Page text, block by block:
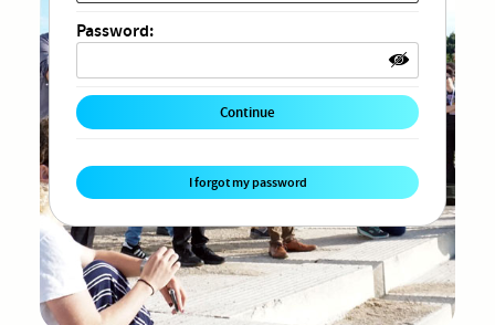
Password:
I forgot my password